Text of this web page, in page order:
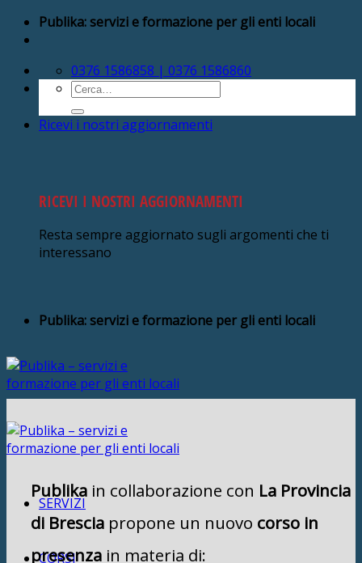
Salta Publika: servizi e formazione per gli enti locali
0376 1586858 | 0376 1586860
Cerca:
Ricevi i nostri aggiornamenti
RICEVI I NOSTRI AGGIORNAMENTI
Resta sempre aggiornato sugli argomenti che ti
interessano
Publika: servizi e formazione per gli enti locali
SERVIZI
CORSI
Publika in collaborazione con La Provincia
di Brescia propone un nuovo corso in
presenza in materia di: